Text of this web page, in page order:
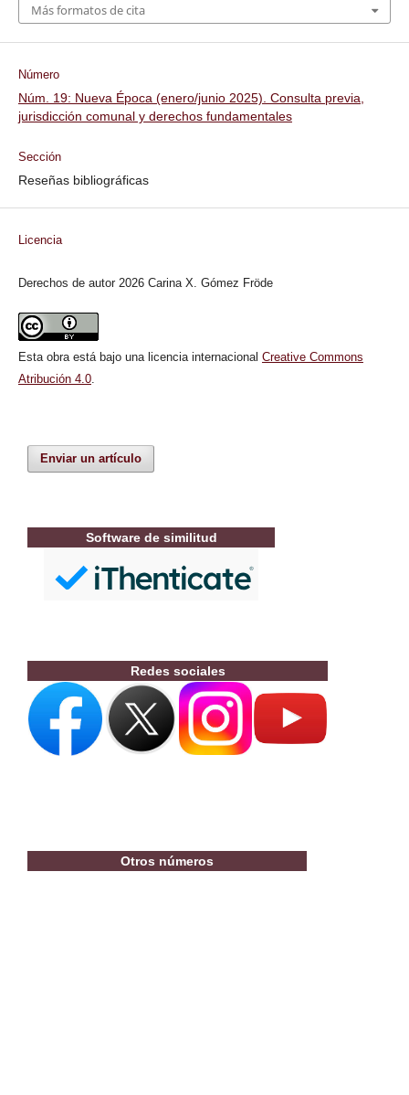
Más formatos de cita
Número
Núm. 19: Nueva Época (enero/junio 2025). Consulta previa,
jurisdicción comunal y derechos fundamentales
Sección
Reseñas bibliográficas
Licencia
Derechos de autor 2026 Carina X. Gómez Fröde
Esta obra está bajo una licencia internacional Creative Commons
Atribución 4.0.
Enviar un artículo
Software de similitud
Redes sociales
Otros números